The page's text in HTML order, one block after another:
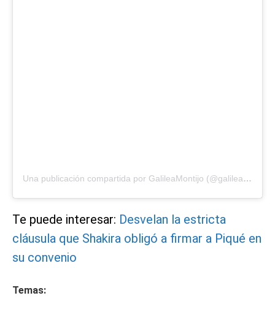
Una publicación compartida por GalileaMontijo (@galileamontijo)
Te puede interesar: Desvelan la estricta
cláusula que Shakira obligó a firmar a Piqué en
su convenio
Temas: